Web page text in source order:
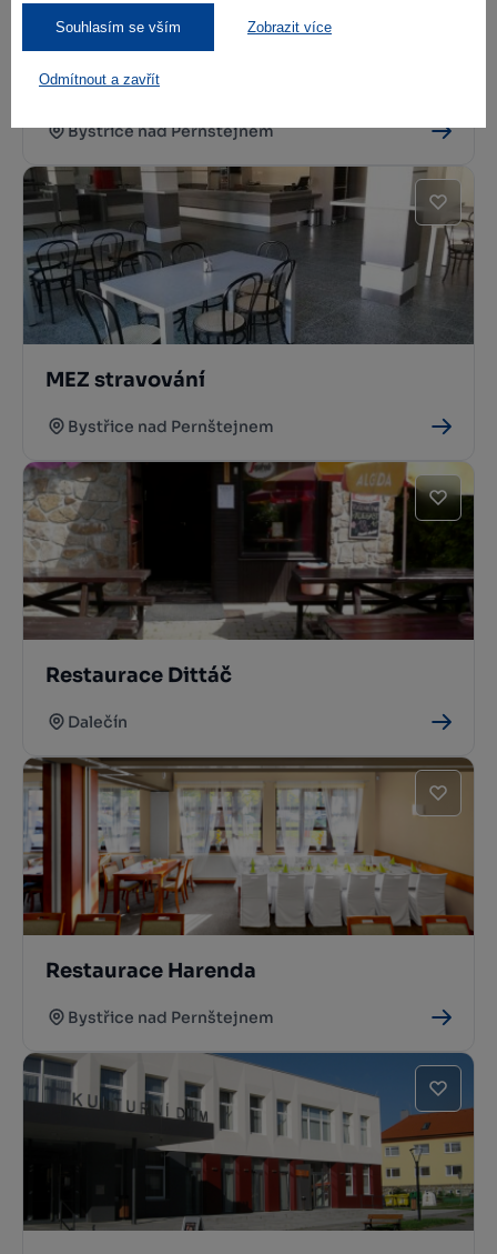
Souhlasím se vším Zobrazit více
Odmítnout a zavřít
PIzza Piazza
Bystřice nad Pernštejnem
MEZ stravování
Bystřice nad Pernštejnem
Restaurace Dittáč
Dalečín
Restaurace Harenda
Bystřice nad Pernštejnem